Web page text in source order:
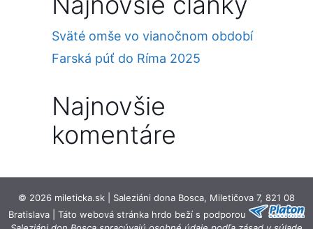
Sväté omše vo vianočnom období
Farská púť do Ríma 2025
Najnovšie
komentáre
© 2026 mileticka.sk | Saleziáni dona Bosca, Miletičova 7, 821 08
Bratislava | Táto webová stránka hrdo beží s podporou